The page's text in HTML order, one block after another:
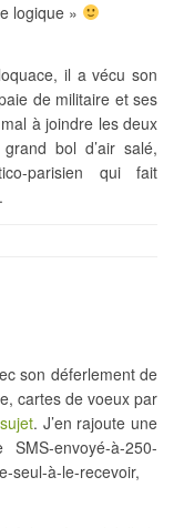
logique »
il a vécu son
de militaire et ses
à joindre les deux
bol d’air salé,
parisien qui fait
son déferlement de
cartes de voeux par
. J’en rajoute une
envoyé-à-250-
seul-à-le-recevoir,